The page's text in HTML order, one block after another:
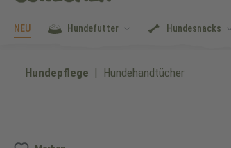
NEU Hundefutter Hundesnacks
Hundepflege Hundehandtücher
Bildergalerie überspringen